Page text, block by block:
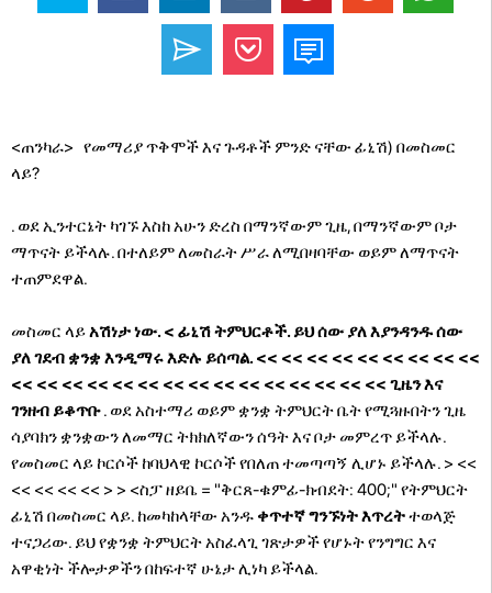
<ጠንካራ> የመማሪያ ጥቅሞች እና ጉዳቶች ምንድ ናቸው ፊኒሽ) በመስመር
ላይ?
. ወደ ኢንተርኔት ካገኙ እስከ አሁን ድረስ በማንኛውም ጊዜ, በማንኛውም ቦታ
ማጥናት ይችላሉ. በተለይም ለመስራት ሥራ ለሚበዛባቸው ወይም ለማጥናት
ተጠምደዋል.
መስመር ላይአሽነታ ነው. < ፊኒሽ ትምህርቶች. ይህ ሰው ያለ እያንዳንዱ ሰው
ያለ ገደብ ቋንቋ እንዲማሩ እድሉ ይሰጣል.<< << << << << << << << <<
<< << << << << << << << << << << << << << << ጊዜን እና
ገንዘብ ይቆጥቡ. ወደ አስተማሪ ወይም ቋንቋ ትምህርት ቤት የሚጓዙበትን ጊዜ
ሳያባክን ቋንቋውን ለመማር ትክክለኛውን ሰዓት እና ቦታ መምረጥ ይችላሉ.
የመስመር ላይ ኮርሶች ከባህላዊ ኮርሶች የበለጠ ተመጣጣኝ ሊሆኑ ይችላሉ. > <<
<< << << << > > <ስፓ ዘይቤ = "ቅርጸ-ቁምፊ-ክብደት: 400;" የትምህርት
ፊኒሽ በመስመር ላይ. ከመካከላቸው አንዱ ቀጥተኛ ግንኙነት እጥረትተወላጅ
ተናጋሪው. ይህ የቋንቋ ትምህርት አስፈላጊ ገጽታዎች የሆኑት የንግግር እና
አዋቂነት ችሎታዎችን በከፍተኛ ሁኔታ ሊነካ ይችላል.